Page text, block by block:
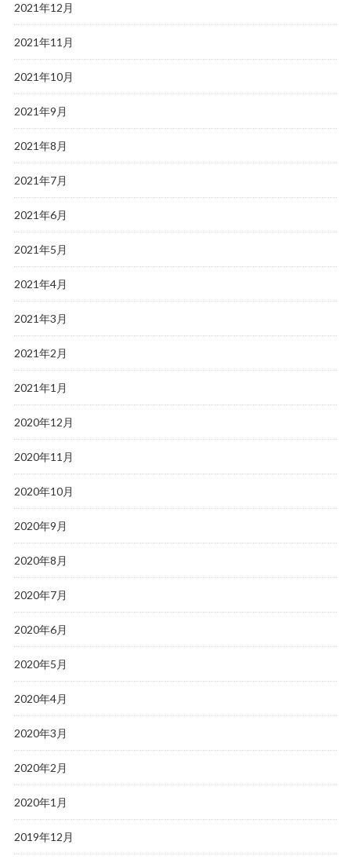
2021年12月
2021年11月
2021年10月
2021年9月
2021年8月
2021年7月
2021年6月
2021年5月
2021年4月
2021年3月
2021年2月
2021年1月
2020年12月
2020年11月
2020年10月
2020年9月
2020年8月
2020年7月
2020年6月
2020年5月
2020年4月
2020年3月
2020年2月
2020年1月
2019年12月